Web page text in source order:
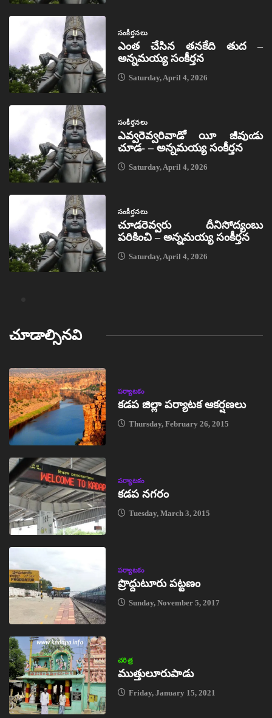
సంకీర్తనలు
ఎంత చేసిన తనకేది తుద –
అన్నమయ్య సంకీర్తన
Saturday, April 4, 2026
సంకీర్తనలు
ఎవ్వరెవ్వరివాడో యీ జీవుఁడు
చూడ- – అన్నమయ్య సంకీర్తన
Saturday, April 4, 2026
సంకీర్తనలు
చూడరెవ్వరు దీనిసోద్యంబు
పరికించి – అన్నమయ్య సంకీర్తన
Saturday, April 4, 2026
చూడాల్సినవి
పర్యాటకం
కడప జిల్లా పర్యాటక ఆకర్షణలు
Thursday, February 26, 2015
పర్యాటకం
కడప నగరం
Tuesday, March 3, 2015
పర్యాటకం
ప్రొద్దుటూరు పట్టణం
Sunday, November 5, 2017
చరిత్ర
ముత్తులూరుపాడు
Friday, January 15, 2021